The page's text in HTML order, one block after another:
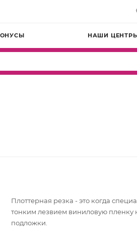
НАШИ
Плоттерная резка - это когда
тонким лезвием виниловую пленку
подложки.